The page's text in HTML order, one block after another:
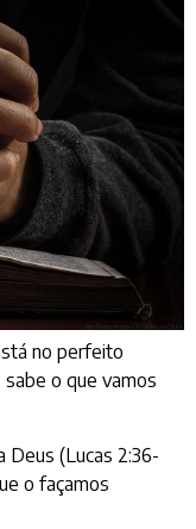
no perfeito
o que vamos
Deus (Lucas 2:36-
o façamos